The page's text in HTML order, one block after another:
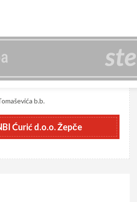
b.b.
Ćurić d.o.o. Žepče